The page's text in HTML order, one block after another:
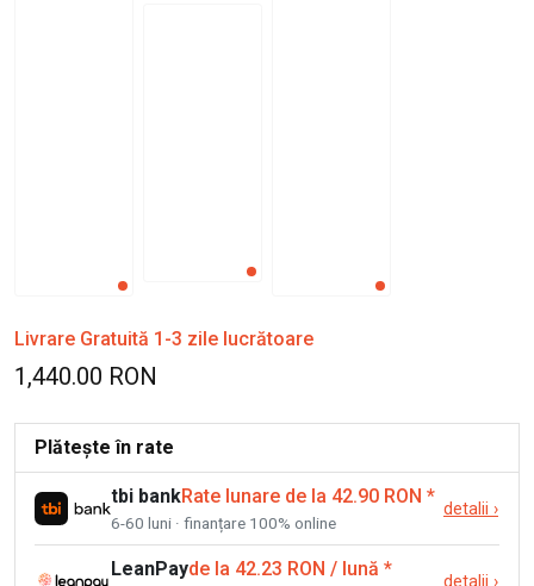
Livrare Gratuită 1-3 zile lucrătoare
1,440.00 RON
Plătește în rate
tbi bankRate lunare de la 42.90 RON *
6-60 luni · finanțare 100% online
detalii ›
LeanPayde la 42.23 RON / lună *